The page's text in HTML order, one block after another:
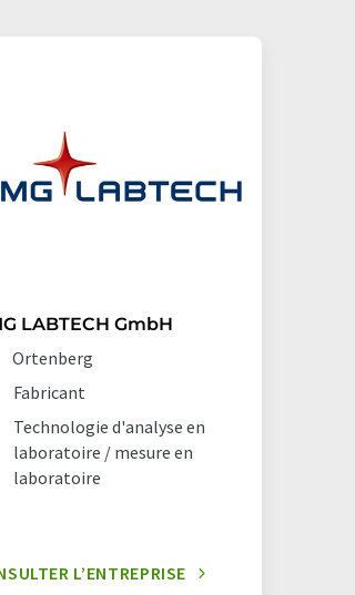
LABTECH GmbH
Ortenberg
Fabricant
Technologie d'analyse en
laboratoire / mesure en
laboratoire
L’ENTREPRISE